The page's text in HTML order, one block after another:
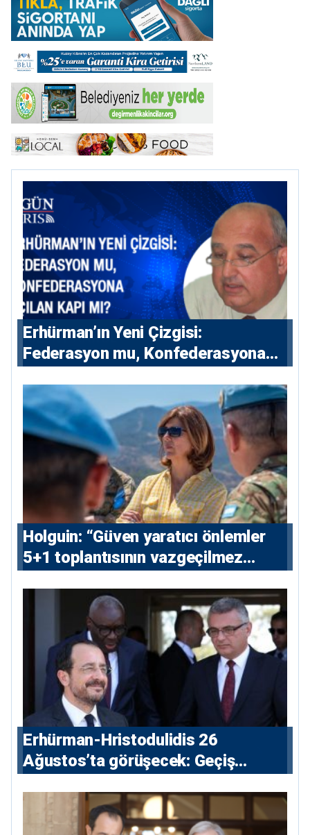
Erhürman’ın Yeni Çizgisi:
Federasyon mu, Konfederasyona
⁠Holguin: “Güven yaratıcı önlemler
5+1 toplantısının vazgeçilmez
Erhürman-Hristodulidis 26
Ağustos’ta görüşecek: Geçiş